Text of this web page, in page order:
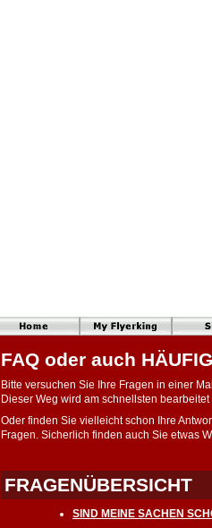
FAQ oder auch
Bitte versuchen Sie Ihre Fragen in einer
Dieser Weg wird am schnellsten
Oder finden Sie vielleicht schon Ihre
Fragen. Sicherlich finden auch Sie etwas
FRAGENÜBERSICHT
SIND MEINE SACHEN